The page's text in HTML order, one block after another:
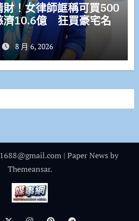
財！女律師誆稱可買500
濟10.6億 狂買豪宅名
8 月 6, 2026
| Paper News by
Themeansar.